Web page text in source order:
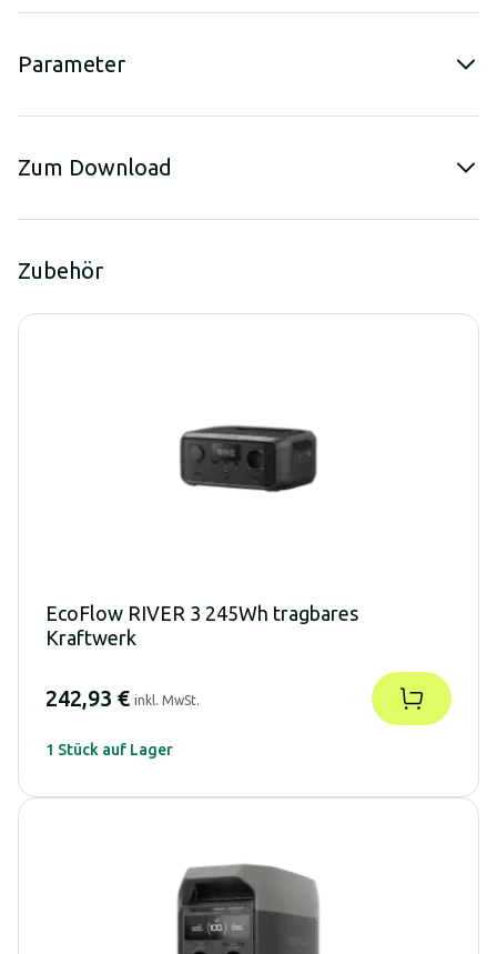
Parameter
Zum Download
Zubehör
EcoFlow RIVER 3 245Wh tragbares
Kraftwerk
242,93 € inkl. MwSt.
1 Stück auf Lager